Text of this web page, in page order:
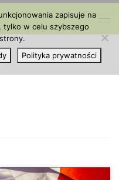
zapisuje na
tylko w celu szybszego
Polityka prywatności